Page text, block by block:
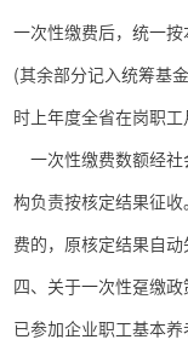
一次性缴费后，统一
(其余部分记入统筹基金
时上年度全省在岗职工
一次性缴费数额经社
构负责按核定结果征收
费的，原核定结果自动
四、关于一次性趸缴政
已参加企业职工基本